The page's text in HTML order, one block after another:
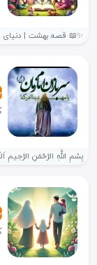
✨📖 قصه بهشت |
بِسْمِ اللَّهِ الرَّحْمَنِ الرَّحِیمِ